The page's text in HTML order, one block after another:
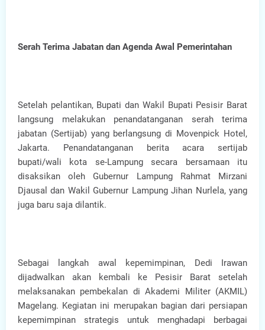
Serah Terima Jabatan dan Agenda Awal Pemerintahan
Setelah pelantikan, Bupati dan Wakil Bupati Pesisir Barat
langsung melakukan penandatanganan serah terima
jabatan (Sertijab) yang berlangsung di Movenpick Hotel,
Jakarta. Penandatanganan berita acara sertijab
bupati/wali kota se-Lampung secara bersamaan itu
disaksikan oleh Gubernur Lampung Rahmat Mirzani
Djausal dan Wakil Gubernur Lampung Jihan Nurlela, yang
juga baru saja dilantik.
Sebagai langkah awal kepemimpinan, Dedi Irawan
dijadwalkan akan kembali ke Pesisir Barat setelah
melaksanakan pembekalan di Akademi Militer (AKMIL)
Magelang. Kegiatan ini merupakan bagian dari persiapan
kepemimpinan strategis untuk menghadapi berbagai